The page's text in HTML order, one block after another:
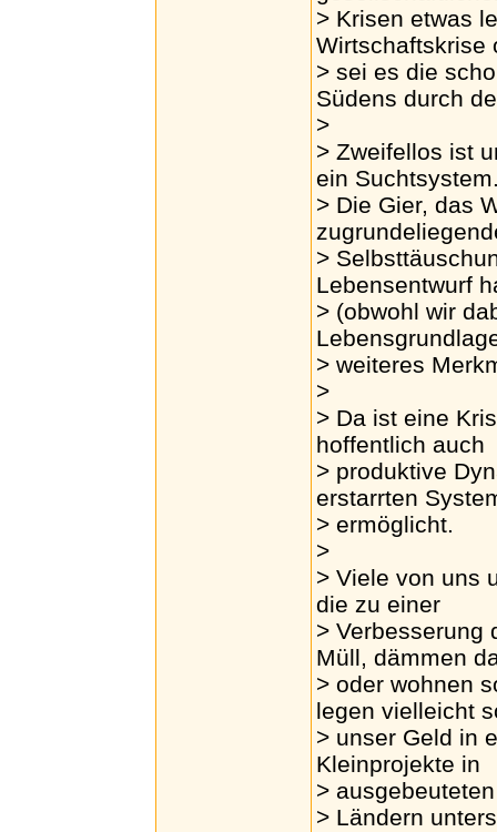
> Krisen etwas
Wirtschaftskrise
> sei es die
Südens durch
>
> Zweifellos ist
ein
> Die Gier, das
>
Lebensentwurf
> (obwohl wir
> weiteres
>
> Da ist eine
hoffentlich auch
> produktive
erstarrten
> ermöglicht.
>
> Viele von uns
die zu einer
> Verbesserung
Müll, dämmen
> oder wohnen
legen vielleicht
> unser Geld in
Kleinprojekte in
> ausgebeuteten
> Ländern